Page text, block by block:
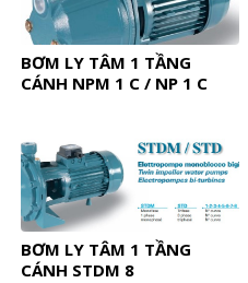
BƠM LY TÂM 1 TẦNG
CÁNH NPM 1 C / NP 1 C
BƠM LY TÂM 1 TẦNG
CÁNH STDM 8